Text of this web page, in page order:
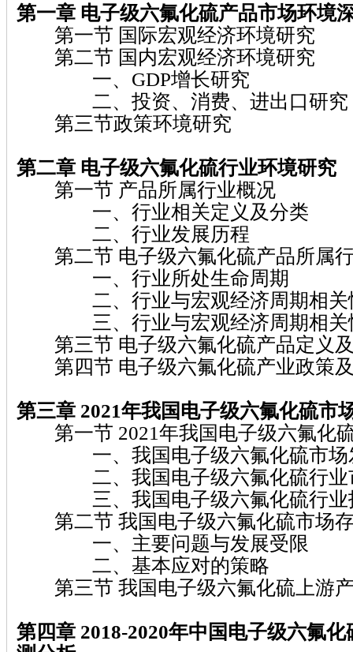
第一章 电子级六氟化硫产品市场环境
第一节 国际宏观经济环境研究
第二节 国内宏观经济环境研究
一、GDP增长研究
二、投资、消费、进出口研究
第三节政策环境研究
第二章 电子级六氟化硫行业环境研究
第一节 产品所属行业概况
一、行业相关定义及分类
二、行业发展历程
第二节 电子级六氟化硫产品所属
一、行业所处生命周期
二、行业与宏观经济周期相关
三、行业与宏观经济周期相关
第三节 电子级六氟化硫产品定义
第四节 电子级六氟化硫产业政策
第三章 2021年我国电子级六氟化硫市
第一节 2021年我国电子级六氟化
一、我国电子级六氟化硫市场
二、我国电子级六氟化硫行业
三、我国电子级六氟化硫行业
第二节 我国电子级六氟化硫市场
一、主要问题与发展受限
二、基本应对的策略
第三节 我国电子级六氟化硫上游
第四章 2018-2020年中国电子级六氟化